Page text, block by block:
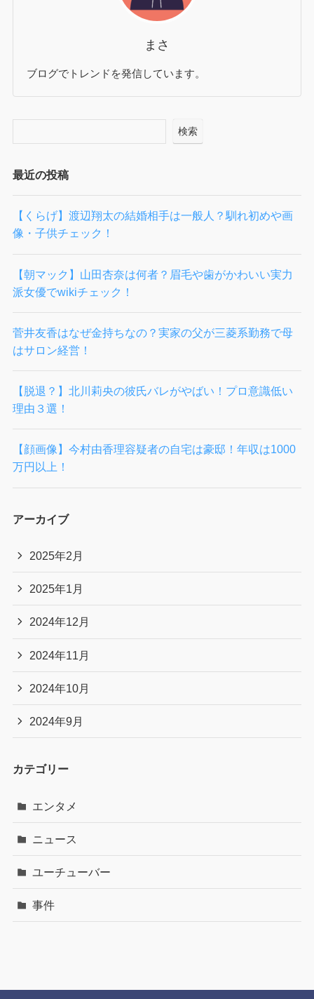
まさ
ブログでトレンドを発信しています。
検索
最近の投稿
【くらげ】渡辺翔太の結婚相手は一般人？馴れ初めや画
像・子供チェック！
【朝マック】山田杏奈は何者？眉毛や歯がかわいい実力
派女優でwikiチェック！
菅井友香はなぜ金持ちなの？実家の父が三菱系勤務で母
はサロン経営！
【脱退？】北川莉央の彼氏バレがやばい！プロ意識低い
理由３選！
【顔画像】今村由香理容疑者の自宅は豪邸！年収は1000
万円以上！
アーカイブ
2025年2月
2025年1月
2024年12月
2024年11月
2024年10月
2024年9月
カテゴリー
エンタメ
ニュース
ユーチューバー
事件